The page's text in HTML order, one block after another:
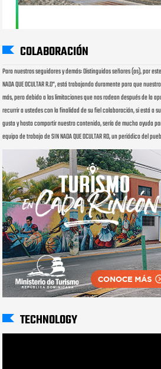
COLABORACIÓN
Para nuestros seguidores y demás: Distinguidos señores (as), por
NADA QUE OCULTAR R.D", está trabajando duramente para que
más, pero debido a las limitaciones que nos rodean después de la
recurrir a ustedes con la finalidad de su fiel colaboración, si está a
gusta y hasta compartir nuestro contenido, sería de mucha ayuda
equipo de trabajo de SIN NADA QUE OCULTAR RD, un periódico del
TECHNOLOGY